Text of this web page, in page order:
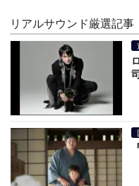
リアルサウンド厳選記事